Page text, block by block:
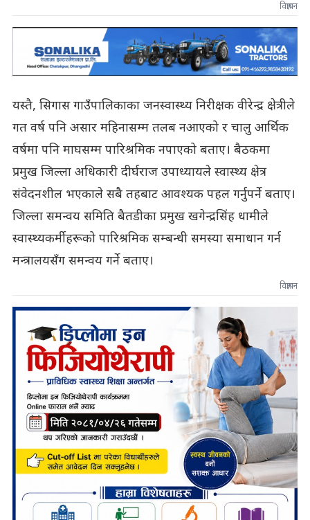
विज्ञापन
यस्तै, सिगास गाउँपालिकाका जनस्वास्थ्य निरीक्षक वीरेन्द्र क्षेत्रीले
गत वर्ष पनि असार महिनासम्म तलब नआएको र चालु आर्थिक
वर्षमा पनि माघसम्म पारिश्रमिक नपाएको बताए। बैठकमा
प्रमुख जिल्ला अधिकारी दीर्घराज उपाध्यायले स्वास्थ्य क्षेत्र
संवेदनशील भएकाले सबै तहबाट आवश्यक पहल गर्नुपर्ने बताए।
जिल्ला समन्वय समिति बैतडीका प्रमुख खगेन्द्रसिंह धामीले
स्वास्थ्यकर्मीहरूको पारिश्रमिक सम्बन्धी समस्या समाधान गर्न
मन्त्रालयसँग समन्वय गर्ने बताए।
विज्ञापन